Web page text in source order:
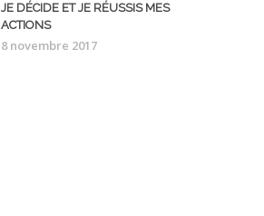
JE DÉCIDE ET JE RÉUSSIS MES
ACTIONS
8 novembre 2017